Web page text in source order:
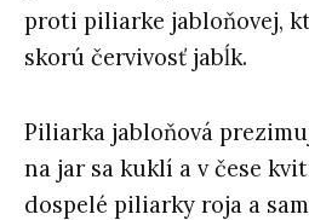
proti piliarke jabloňovej,
skorú červivosť jabĺk.
Piliarka jabloňová
na jar sa kuklí a v čese
dospelé piliarky roja a